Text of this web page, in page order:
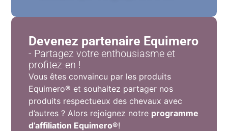
Devenez partenaire Equimero
- Partagez votre enthousiasme et
profitez-en !
Vous êtes convaincu par les produits
Equimero® et souhaitez partager nos
produits respectueux des chevaux avec
d’autres ? Alors rejoignez notre programme
d’affiliation Equimero®!